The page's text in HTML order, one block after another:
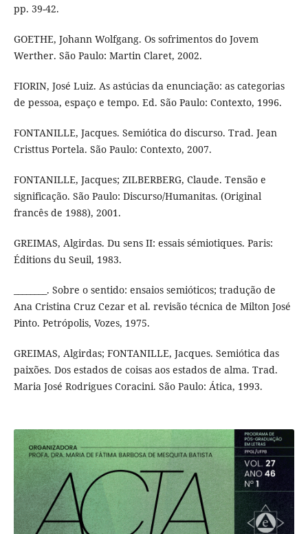
pp. 39-42.
GOETHE, Johann Wolfgang. Os sofrimentos do Jovem
Werther. São Paulo: Martin Claret, 2002.
FIORIN, José Luiz. As astúcias da enunciação: as categorias
de pessoa, espaço e tempo. Ed. São Paulo: Contexto, 1996.
FONTANILLE, Jacques. Semiótica do discurso. Trad. Jean
Cristtus Portela. São Paulo: Contexto, 2007.
FONTANILLE, Jacques; ZILBERBERG, Claude. Tensão e
significação. São Paulo: Discurso/Humanitas. (Original
francês de 1988), 2001.
GREIMAS, Algirdas. Du sens II: essais sémiotiques. Paris:
Éditions du Seuil, 1983.
________. Sobre o sentido: ensaios semióticos; tradução de
Ana Cristina Cruz Cezar et al. revisão técnica de Milton José
Pinto. Petrópolis, Vozes, 1975.
GREIMAS, Algirdas; FONTANILLE, Jacques. Semiótica das
paixões. Dos estados de coisas aos estados de alma. Trad.
Maria José Rodrigues Coracini. São Paulo: Ática, 1993.